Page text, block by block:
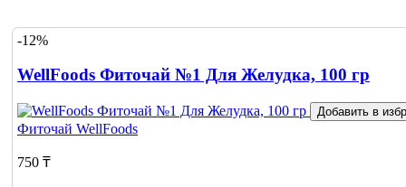
-12%
WellFoods Фиточай №1 Для Желудка, 100 гр
Добавить в
Фиточай WellFoods
750 ₸